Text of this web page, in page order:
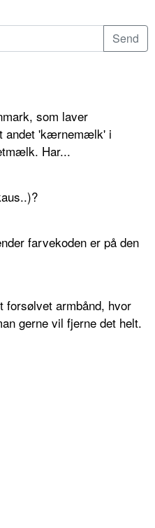
som laver
andet 'kærnemælk' i
Har...
farvekoden er på den
forsølvet armbånd, hvor
gerne vil fjerne det helt.